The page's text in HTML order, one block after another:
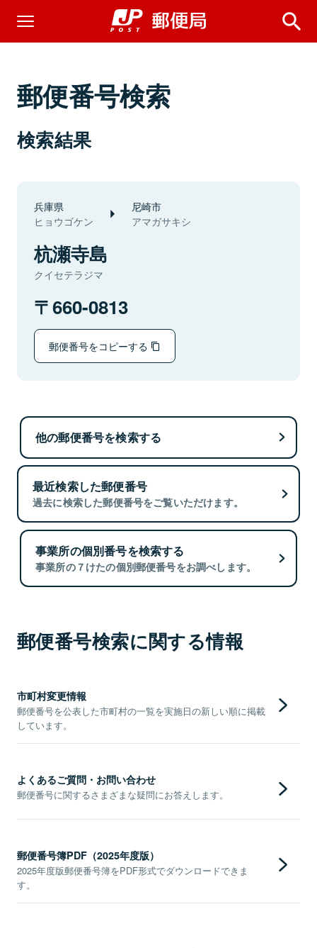
郵便番号検索
検索結果
兵庫県
ヒョウゴケン
尼崎市
アマガサキシ
杭瀬寺島
クイセテラジマ
660-0813
郵便番号をコピーする
他の郵便番号を検索する
最近検索した郵便番号
過去に検索した郵便番号をご覧いただけます。
事業所の個別番号を検索する
事業所の７けたの個別郵便番号をお調べします。
郵便番号検索に関する情報
市町村変更情報
郵便番号を公表した市町村の一覧を実施日の新しい順に掲載
しています。
よくあるご質問・お問い合わせ
郵便番号に関するさまざまな疑問にお答えします。
郵便番号簿PDF（2025年度版）
2025年度版郵便番号簿をPDF形式でダウンロードできま
す。